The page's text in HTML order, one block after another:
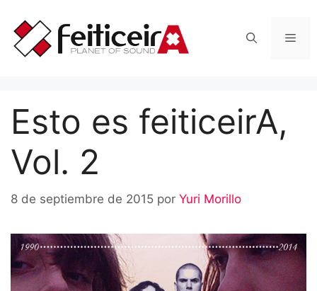
contenido
Esto es feiticeirA,
Vol. 2
8 de septiembre de 2015 por Yuri Morillo